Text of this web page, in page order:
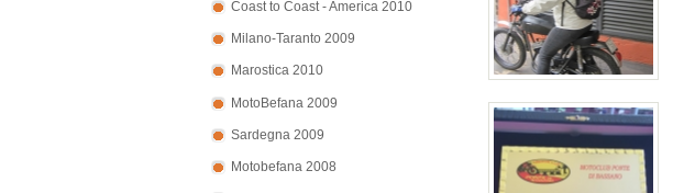
Coast to Coast - America 2010
Milano-Taranto 2009
Marostica 2010
MotoBefana 2009
Sardegna 2009
Motobefana 2008